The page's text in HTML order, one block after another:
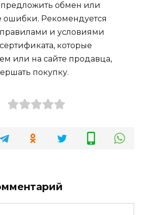
предложить обмен или
ошибки. Рекомендуется
и условиями
которые
или на сайте продавца,
покупку.